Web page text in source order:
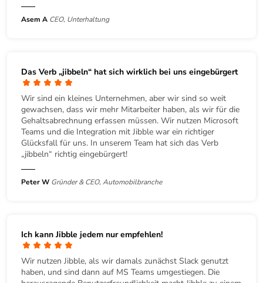
Asem A CEO, Unterhaltung
Das Verb „jibbeln“ hat sich wirklich bei uns eingebürgert
Wir sind ein kleines Unternehmen, aber wir sind so weit
gewachsen, dass wir mehr Mitarbeiter haben, als wir für die
Gehaltsabrechnung erfassen müssen. Wir nutzen Microsoft
Teams und die Integration mit Jibble war ein richtiger
Glücksfall für uns. In unserem Team hat sich das Verb
„jibbeln“ richtig eingebürgert!
Peter W Gründer & CEO, Automobilbranche
Ich kann Jibble jedem nur empfehlen!
Wir nutzen Jibble, als wir damals zunächst Slack genutzt
haben, und sind dann auf MS Teams umgestiegen. Die